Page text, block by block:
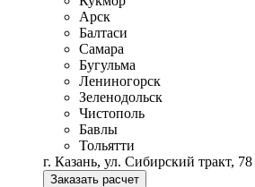
Арск
Балтаси
Самара
Бугульма
Лениногорск
Зеленодольск
Чистополь
Бавлы
Тольятти
г. Казань, ул. Сибирский тракт, 78
Заказать расчет